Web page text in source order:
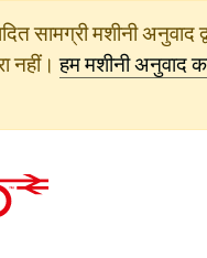
सामग्री मशीनी अनुवाद
नहीं। हम मशीनी अनुवाद